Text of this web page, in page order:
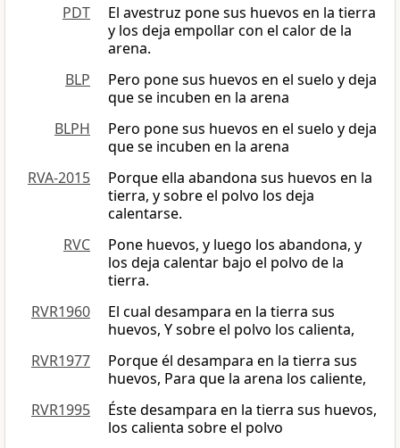
PDT
El avestruz pone sus huevos en la tierra
y los deja empollar con el calor de la
arena.
BLP
Pero pone sus huevos en el suelo y deja
que se incuben en la arena
BLPH
Pero pone sus huevos en el suelo y deja
que se incuben en la arena
RVA-2015
Porque ella abandona sus huevos en la
tierra, y sobre el polvo los deja
calentarse.
RVC
Pone huevos, y luego los abandona, y
los deja calentar bajo el polvo de la
tierra.
RVR1960
El cual desampara en la tierra sus
huevos, Y sobre el polvo los calienta,
RVR1977
Porque él desampara en la tierra sus
huevos, Para que la arena los caliente,
RVR1995
Éste desampara en la tierra sus huevos,
los calienta sobre el polvo